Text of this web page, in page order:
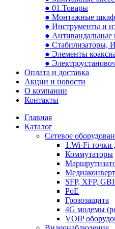
● 01.Товары
● Монтажные
● Инструменты и
●
● Стабилизаторы,
● Элементы
●
Оплата и доставка
Акции и новости
О компании
Контакты
Главная
Каталог
Сетевое
1.Wi-Fi точки
Коммутаторы
SFP, XFP,
PoE
Грозозащита
4G модемы
VOIP